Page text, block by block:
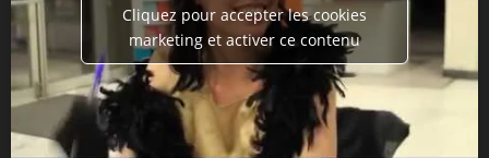
Cliquez pour accepter les cookies
marketing et activer ce contenu